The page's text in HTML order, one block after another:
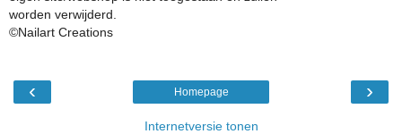
worden verwijderd.
©Nailart Creations
‹ ›
Homepage
Internetversie tonen